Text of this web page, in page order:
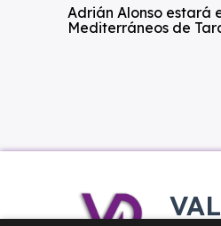
Adrián Alonso estará
Mediterráneos de